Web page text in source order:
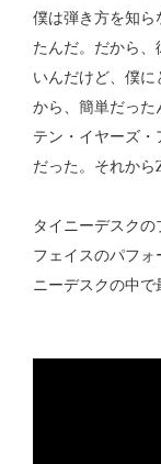
僕は弾き方を知
たんだ。だから
いんだけど、僕
から、簡単だった
テン・イヤーズ・
だった。それから
タイニーデスク
フェイスのパフ
ニーデスクの中で